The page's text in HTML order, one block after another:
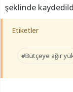
şeklinde
Etiketler
#Bütçeye ağır